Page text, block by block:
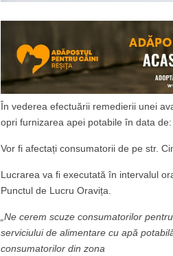
În vederea efectuării remedierii unei
opri furnizarea apei potabile în data
Vor fi afectați consumatorii de pe str.
Lucrarea va fi executată în intervalul
Punctul de Lucru Oravița.
„Ne cerem scuze consumatorilor
serviciului de alimentare cu apă
consumatorilor din zona